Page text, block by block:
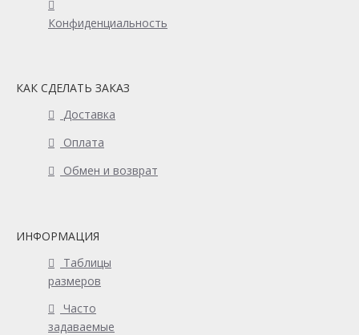
Конфиденциальность
КАК СДЕЛАТЬ ЗАКАЗ
Доставка
Оплата
Обмен и возврат
ИНФОРМАЦИЯ
Таблицы
размеров
Часто
задаваемые